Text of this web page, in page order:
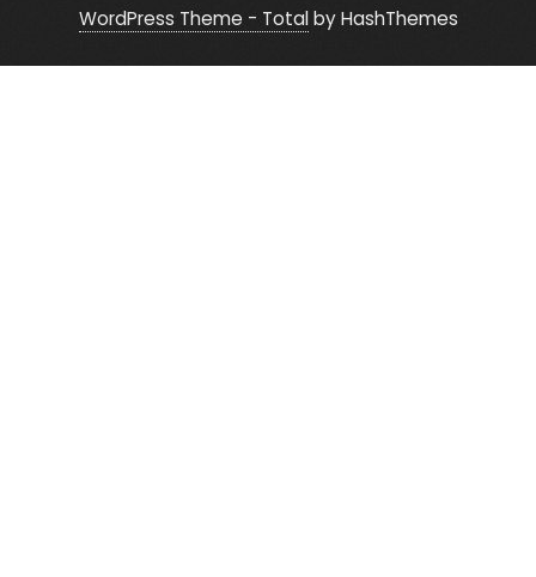
WordPress Theme - Totalby HashThemes